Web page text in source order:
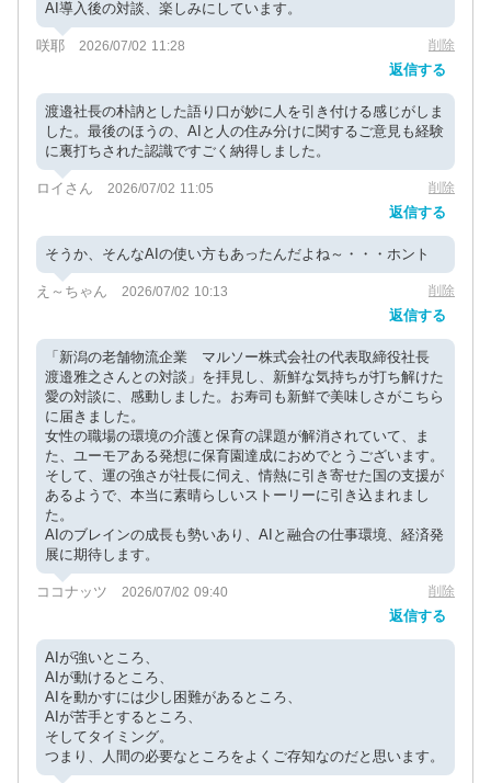
AI導入後の対談、楽しみにしています。
咲耶 2026/07/02 11:28 削除
返信する
渡邉社長の朴訥とした語り口が妙に人を引き付ける感じがしま
した。最後のほうの、AIと人の住み分けに関するご意見も経験
に裏打ちされた認識ですごく納得しました。
ロイさん 2026/07/02 11:05 削除
返信する
そうか、そんなAIの使い方もあったんだよね～・・・ホント
え～ちゃん 2026/07/02 10:13 削除
返信する
「新潟の老舗物流企業 マルソー株式会社の代表取締役社長
渡邉雅之さんとの対談」を拝見し、新鮮な気持ちが打ち解けた
愛の対談に、感動しました。お寿司も新鮮で美味しさがこちら
に届きました。
女性の職場の環境の介護と保育の課題が解消されていて、ま
た、ユーモアある発想に保育園達成におめでとうございます。
そして、運の強さが社長に伺え、情熱に引き寄せた国の支援が
あるようで、本当に素晴らしいストーリーに引き込まれまし
た。
AIのブレインの成長も勢いあり、AIと融合の仕事環境、経済発
展に期待します。
ココナッツ 2026/07/02 09:40 削除
返信する
AIが強いところ、
AIが動けるところ、
AIを動かすには少し困難があるところ、
AIが苦手とするところ、
そしてタイミング。
つまり、人間の必要なところをよくご存知なのだと思います。